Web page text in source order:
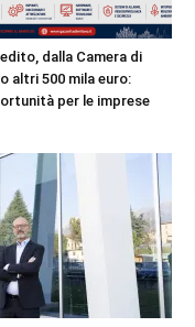
dalla Camera di
altri 500 mila euro:
per le imprese